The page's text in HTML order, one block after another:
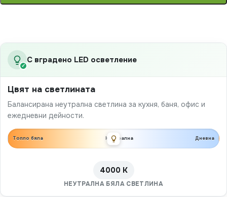
✓
С вградено LED осветление
Цвят на светлината
Балансирана неутрална светлина за кухня, баня, офис и
ежедневни дейности.
Топло бяла Неутрална Дневна
4000 K
НЕУТРАЛНА БЯЛА СВЕТЛИНА